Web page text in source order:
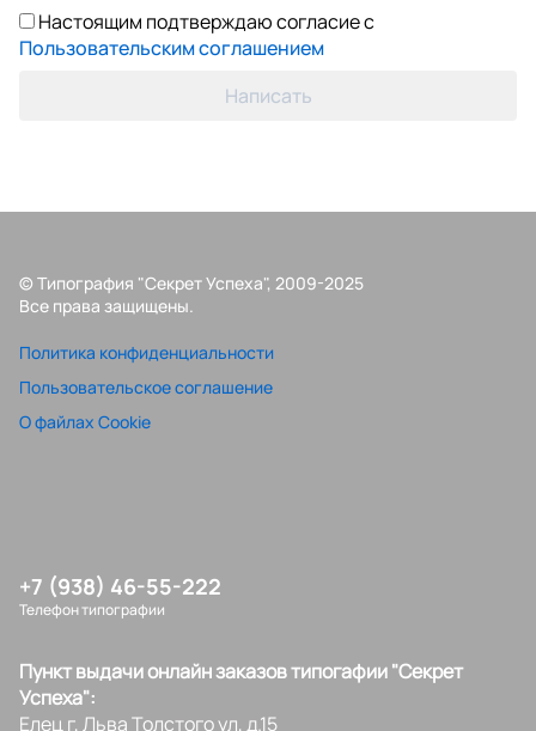
Настоящим подтверждаю согласие с
Пользовательским соглашением
Написать
© Типография "Секрет Успеха", 2009-2025
Все права защищены.
Политика конфиденциальности
Пользовательское соглашение
О файлах Cookie
+7 (938) 46-55-222
Телефон типографии
Пункт выдачи онлайн заказов типогафии "Секрет
Успеха":
Елец г, Льва Толстого ул, д.15